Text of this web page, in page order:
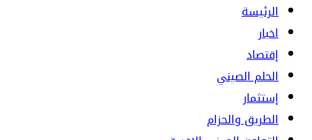
الرئيسة
اخبار
إقتصاد
الحلم الصيني
إستثمار
الطريق والحزام